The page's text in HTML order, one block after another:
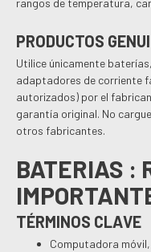
PRODUCTOS
Utilice únicamente
adaptadores de corriente
autorizados) por el
garantía original. No
otros fabricantes.
BATERIAS :
TÉRMINOS CLAVE
Computadora